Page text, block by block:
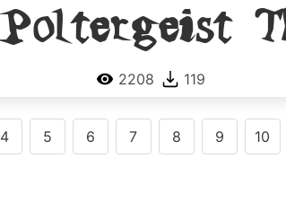
Poltergeist
2208 119
4 5 6 7 8 9 10